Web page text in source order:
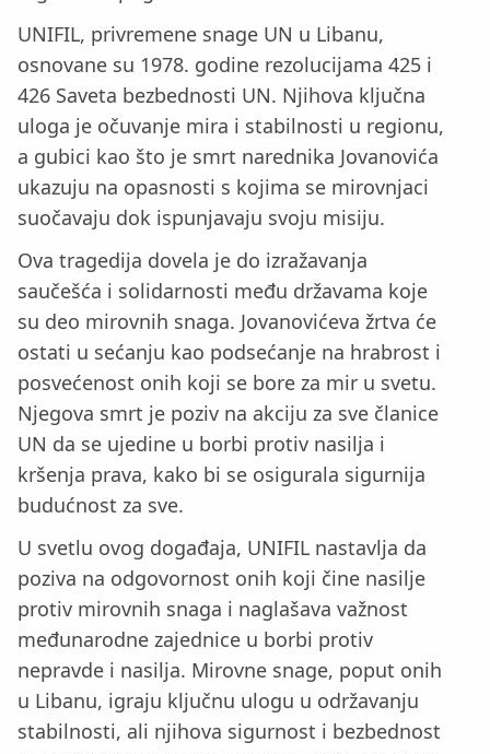
UNIFIL, privremene snage UN u Libanu,
osnovane su 1978. godine rezolucijama 425 i
426 Saveta bezbednosti UN. Njihova ključna
uloga je očuvanje mira i stabilnosti u regionu,
a gubici kao što je smrt narednika Jovanovića
ukazuju na opasnosti s kojima se mirovnjaci
suočavaju dok ispunjavaju svoju misiju.
Ova tragedija dovela je do izražavanja
saučešća i solidarnosti među državama koje
su deo mirovnih snaga. Jovanovićeva žrtva će
ostati u sećanju kao podsećanje na hrabrost i
posvećenost onih koji se bore za mir u svetu.
Njegova smrt je poziv na akciju za sve članice
UN da se ujedine u borbi protiv nasilja i
kršenja prava, kako bi se osigurala sigurnija
budućnost za sve.
U svetlu ovog događaja, UNIFIL nastavlja da
poziva na odgovornost onih koji čine nasilje
protiv mirovnih snaga i naglašava važnost
međunarodne zajednice u borbi protiv
nepravde i nasilja. Mirovne snage, poput onih
u Libanu, igraju ključnu ulogu u održavanju
stabilnosti, ali njihova sigurnost i bezbednost